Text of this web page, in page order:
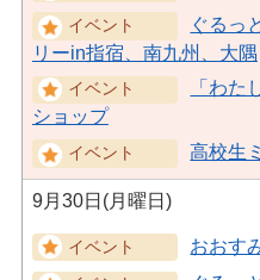
ぐるっ
リーin指宿、南九州、大隅
「わた
ショップ
高校生
9月30日(月曜日)
おおす